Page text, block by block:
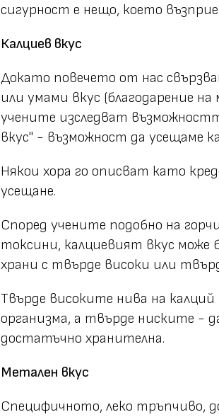
сигурност е нещо, което
Калциев вкус
Докато повечето от нас
или умами вкус (благодарение
учените изследват
вкус" - възможност да усещаме
Някои хора го описват като
усещане.
Според учените подобно на
токсини, калциевият вкус може
храни с твърде високи или
Твърде високите нива на
организма, а твърде ниските -
достатъчно хранителна.
Метален вкус
Специфичното, леко тръпчиво,